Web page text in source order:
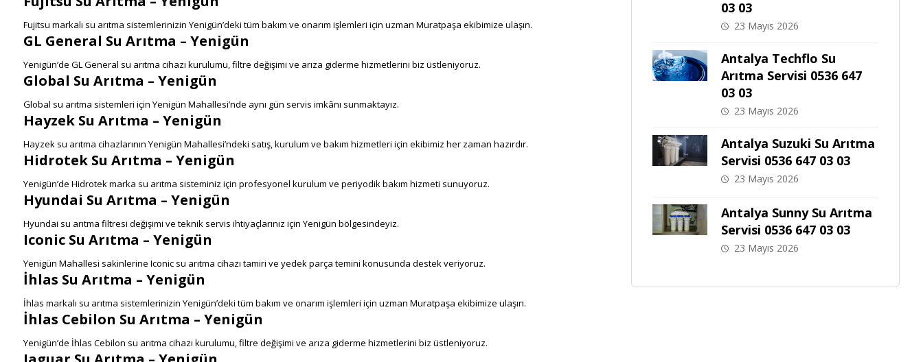
Fujitsu markalı su arıtma sistemlerinizin Yenigün’deki tüm bakım ve onarım işlemleri için uzman Muratpaşa ekibimize ulaşın.
GL General Su Arıtma – Yenigün
Yenigün’de GL General su arıtma cihazı kurulumu, filtre değişimi ve arıza giderme hizmetlerini biz üstleniyoruz.
Global Su Arıtma – Yenigün
Global su arıtma sistemleri için Yenigün Mahallesi’nde aynı gün servis imkânı sunmaktayız.
Hayzek Su Arıtma – Yenigün
Hayzek su arıtma cihazlarının Yenigün Mahallesi’ndeki satış, kurulum ve bakım hizmetleri için ekibimiz her zaman hazırdır.
Hidrotek Su Arıtma – Yenigün
Yenigün’de Hidrotek marka su arıtma sisteminiz için profesyonel kurulum ve periyodik bakım hizmeti sunuyoruz.
Hyundai Su Arıtma – Yenigün
Hyundai su arıtma filtresi değişimi ve teknik servis ihtiyaçlarınız için Yenigün bölgesindeyiz.
Iconic Su Arıtma – Yenigün
Yenigün Mahallesi sakinlerine Iconic su arıtma cihazı tamiri ve yedek parça temini konusunda destek veriyoruz.
İhlas Su Arıtma – Yenigün
İhlas markalı su arıtma sistemlerinizin Yenigün’deki tüm bakım ve onarım işlemleri için uzman Muratpaşa ekibimize ulaşın.
İhlas Cebilon Su Arıtma – Yenigün
Yenigün’de İhlas Cebilon su arıtma cihazı kurulumu, filtre değişimi ve arıza giderme hizmetlerini biz üstleniyoruz.
03 03
23 Mayıs 2026
Antalya Techflo Su
Arıtma Servisi 0536 647
03 03
23 Mayıs 2026
Antalya Suzuki Su Arıtma
Servisi 0536 647 03 03
23 Mayıs 2026
Antalya Sunny Su Arıtma
Servisi 0536 647 03 03
23 Mayıs 2026